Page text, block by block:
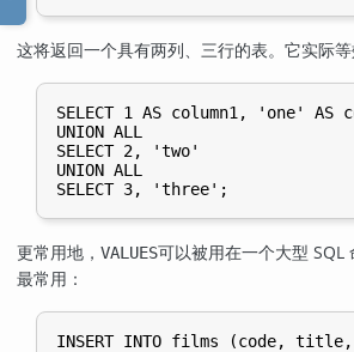
这将返回一个具有两列、三行的表。它实际等
SELECT 1 AS column1, 'one' AS
UNION ALL
SELECT 2, 'two'
UNION ALL
更常用地， VALUES可以被用在一个大型 SQL
最常用：
INSERT INTO films (code,